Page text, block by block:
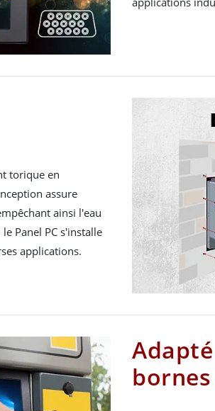
torique en
assure
ainsi l'eau
Panel PC s'installe
applications.